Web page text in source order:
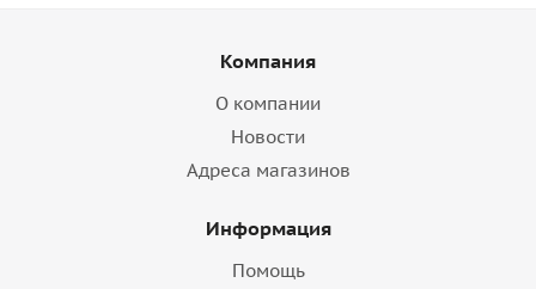
Компания
О компании
Новости
Адреса магазинов
Информация
Помощь